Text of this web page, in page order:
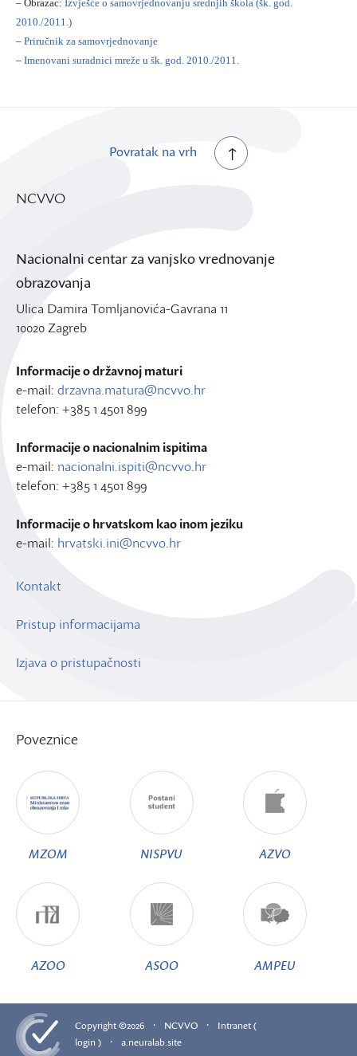
– Obrazac: Izvješće o samovrjednovanju srednjih škola (šk. god.
2010./2011.)
– Priručnik za samovrjednovanje
– Imenovani suradnici mreže u šk. god. 2010./2011.
Povratak na vrh
NCVVO
Nacionalni centar za vanjsko vrednovanje
obrazovanja
Ulica Damira Tomljanovića-Gavrana 11
10020 Zagreb
Informacije o državnoj maturi
e-mail: drzavna.matura@ncvvo.hr
telefon: +385 1 4501 899
Informacije o nacionalnim ispitima
e-mail: nacionalni.ispiti@ncvvo.hr
telefon: +385 1 4501 899
Informacije o hrvatskom kao inom jeziku
e-mail: hrvatski.ini@ncvvo.hr
Kontakt
Pristup informacijama
Izjava o pristupačnosti
Poveznice
MZOM NISPVU AZVO
AZOO ASOO AMPEU
Copyright ©2026 · NCVVO ·
Intranet (
login )
· a.neuralab.site